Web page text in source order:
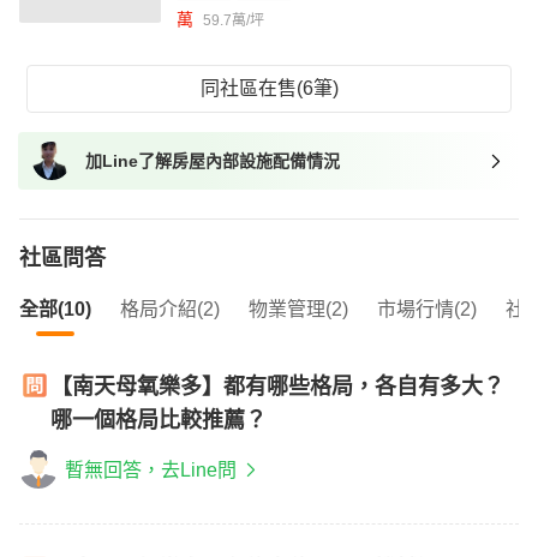
萬 59.7萬/坪
同社區在售(6筆)
加Line了解房屋內部設施配備情況
社區問答
全部(10) 格局介紹(2) 物業管理(2) 市場行情(2) 社
【南天母氧樂多】都有哪些格局，各自有多大？
哪一個格局比較推薦？
暫無回答，去Line問